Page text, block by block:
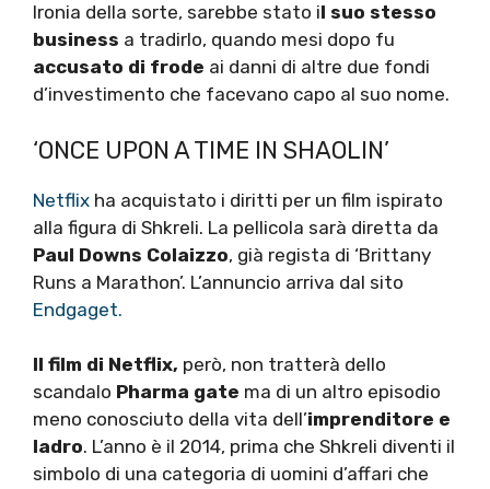
Ironia della sorte, sarebbe stato il suo stesso
business a tradirlo, quando mesi dopo fu
accusato di frode ai danni di altre due fondi
d’investimento che facevano capo al suo nome.
‘ONCE UPON A TIME IN SHAOLIN’
Netflix ha acquistato i diritti per un film ispirato
alla figura di Shkreli. La pellicola sarà diretta da
Paul Downs Colaizzo, già regista di ‘Brittany
Runs a Marathon’. L’annuncio arriva dal sito
Endgaget.
Il film di Netflix, però, non tratterà dello
scandalo Pharma gate ma di un altro episodio
meno conosciuto della vita dell’imprenditore e
ladro. L’anno è il 2014, prima che Shkreli diventi il
simbolo di una categoria di uomini d’affari che